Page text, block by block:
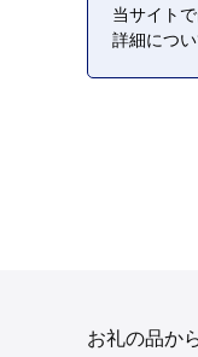
お礼の品か
当サイト
詳細につ